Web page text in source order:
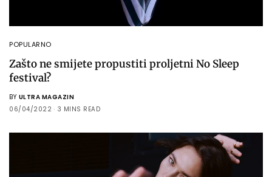
POPULARNO
Zašto ne smijete propustiti proljetni No Sleep
festival?
BY ULTRA MAGAZIN
06/04/2022
3 MINS READ